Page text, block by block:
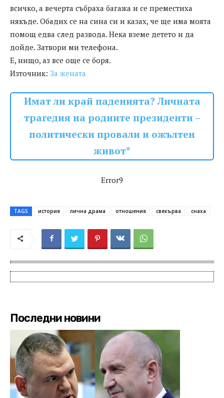
всичко, а вечерта събраха багажа и се преместиха
някъде. Обадих се на сина си и казах, че ще има моята
помощ едва след развода. Нека вземе детето и да
дойде. Затвори ми телефона.
Е, нищо, аз все още се боря.
Източник: За жената
Имат ли край паденията? Личната
трагедия на родните президенти –
политически провали и ожълтен
живот*
Error9
TAGS история лична драма отношения свекърва снаха
Последни новини